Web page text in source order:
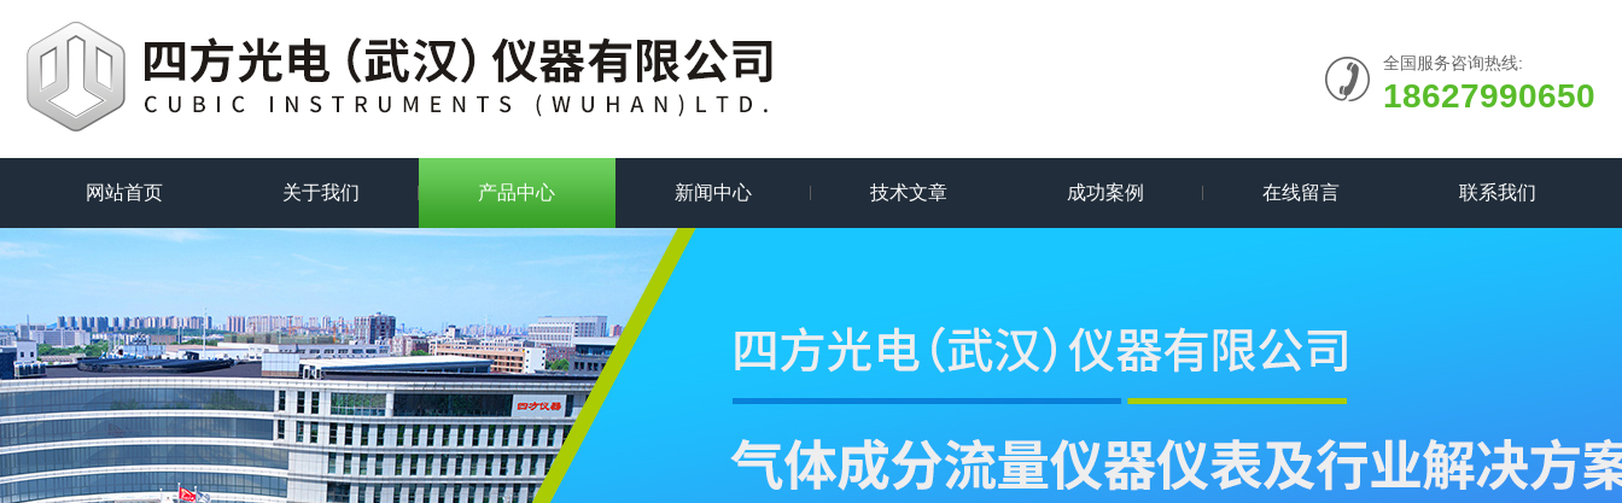
全国服务咨询热线:
18627990650
网站首页 关于我们 产品中心 新闻中心 技术文章 成功案例 在线留言 联系我们